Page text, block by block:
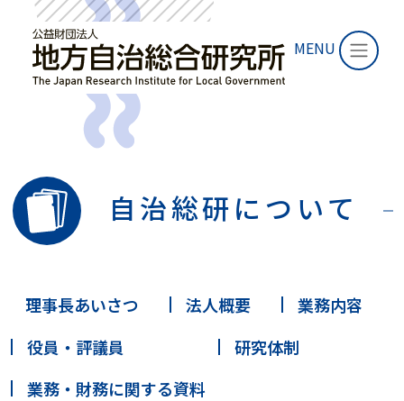
MENU
自治総研について
理事長あいさつ 法人概要
業務内容
役員・評議員
研究体制
業務・財務に関する資料